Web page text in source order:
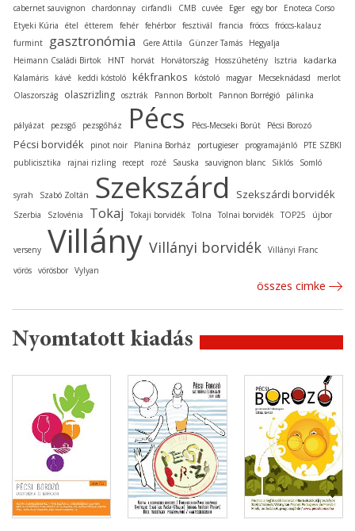
cabernet sauvignon chardonnay cirfandli CMB cuvée Eger egy bor
Enoteca Corso
Etyeki Kúria
étel étterem fehér fehérbor fesztivál francia fröccs fröccs-kalauz
furmint
gasztronómia Gere Attila Günzer Tamás
Hegyalja
Heimann Családi Birtok
HNT horvát Horvátország Hosszúhetény Isztria kadarka
Kalamáris kávé keddi kóstoló kékfrankos kóstoló magyar Mecseknádasd
merlot
Olaszország
olaszrizling osztrák Pannon Borbolt Pannon Borrégió pálinka
pályázat pezsgő pezsgőház Pécs Pécs-Mecseki Borút Pécsi Borozó
Pécsi borvidék pinot noir Planina Borház portugieser programajánló
PTE SZBKI
publicisztika
rajnai rizling recept rozé Sauska sauvignon blanc Siklós Somló
syrah Szabó Zoltán Szekszárd Szekszárdi borvidék
Szerbia Szlovénia Tokaj Tokaji borvidék Tolna Tolnai borvidék TOP25 újbor
verseny Villány Villányi borvidék Villányi Franc
vörös vörösbor Vylyan
összes cimke
Nyomtatott kiadás